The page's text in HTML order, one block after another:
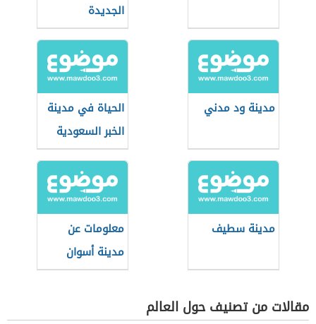
الجديدة
مدينة ود مدني
الحياة في مدينة
الخبر السعودية
مدينة سطيف
معلومات عن
مدينة أسوان
مقالات من تصنيف حول العالم